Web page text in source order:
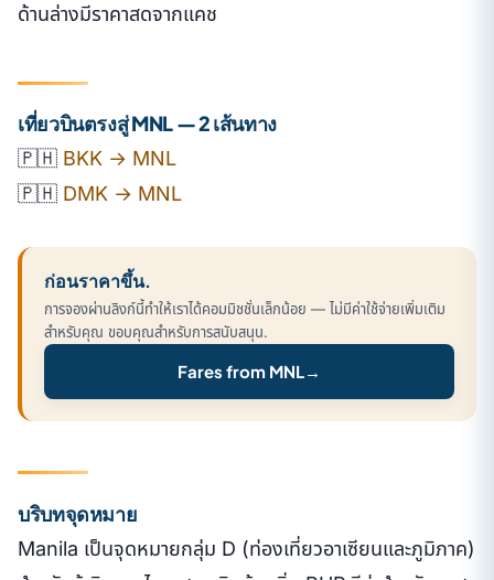
ด้านล่างมีราคาสดจากแคช
เที่ยวบินตรงสู่ MNL — 2 เส้นทาง
🇵🇭 BKK → MNL
🇵🇭 DMK → MNL
ก่อนราคาขึ้น.
การจองผ่านลิงก์นี้ทำให้เราได้คอมมิชชั่นเล็กน้อย — ไม่มีค่าใช้จ่ายเพิ่มเติม
สำหรับคุณ ขอบคุณสำหรับการสนับสนุน.
Fares from MNL→
บริบทจุดหมาย
Manila เป็นจุดหมายกลุ่ม D (ท่องเที่ยวอาเซียนและภูมิภาค)